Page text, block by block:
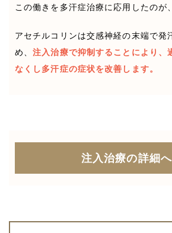
この働きを多汗症治療に応用したのが
アセチルコリンは交感神経の末端で発
め、注入治療で抑制することにより、
なくし多汗症の症状を改善します。
注入治療の詳細へ